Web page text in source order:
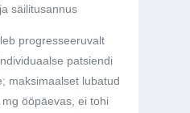
säilitusannus
progresseeruvalt
patsiendi
maksimaalset lubatud
ööpäevas, ei tohi